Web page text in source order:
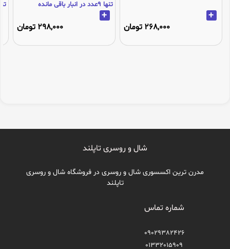
+
268,000 تومان
تنها 9عدد در انبار باقی مانده
+
298,000 تومان
تنها 1عدد
شال و روسری تاپلند
مدرن ترین اکسسوری شال و روسری در فروشگاه شال و روسری
تاپلند
شماره تماس
09029382426
01332015909